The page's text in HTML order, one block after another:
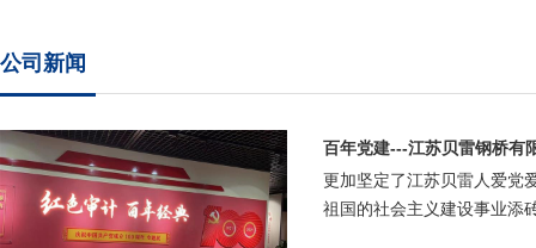
公司新闻
百年党建---江苏贝雷钢桥有
更加坚定了江苏贝雷人爱党
祖国的社会主义建设事业添